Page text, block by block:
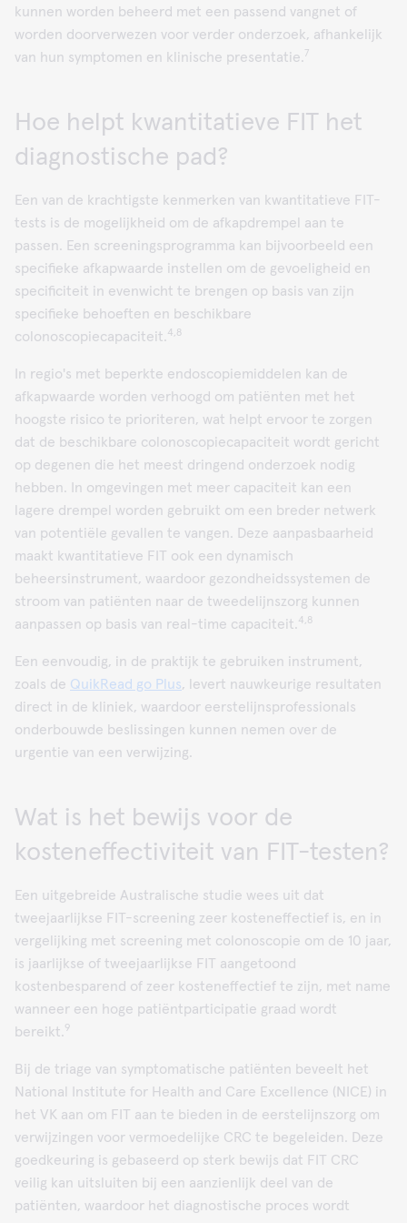
kunnen worden beheerd met een passend vangnet of
worden doorverwezen voor verder onderzoek, afhankelijk
van hun symptomen en klinische presentatie. 7
Hoe helpt kwantitatieve FIT het
diagnostische pad?
Een van de krachtigste kenmerken van kwantitatieve FIT-
tests is de mogelijkheid om de afkapdrempel aan te
passen. Een screeningsprogramma kan bijvoorbeeld een
specifieke afkapwaarde instellen om de gevoeligheid en
specificiteit in evenwicht te brengen op basis van zijn
specifieke behoeften en beschikbare
colonoscopiecapaciteit. 4,8
In regio's met beperkte endoscopiemiddelen kan de
afkapwaarde worden verhoogd om patiënten met het
hoogste risico te prioriteren, wat helpt ervoor te zorgen
dat de beschikbare colonoscopiecapaciteit wordt gericht
op degenen die het meest dringend onderzoek nodig
hebben. In omgevingen met meer capaciteit kan een
lagere drempel worden gebruikt om een breder netwerk
van potentiële gevallen te vangen. Deze aanpasbaarheid
maakt kwantitatieve FIT ook een dynamisch
beheersinstrument, waardoor gezondheidssystemen de
stroom van patiënten naar de tweedelijnszorg kunnen
aanpassen op basis van real-time capaciteit. 4,8
Een eenvoudig, in de praktijk te gebruiken instrument,
zoals de QuikRead go Plus, levert nauwkeurige resultaten
direct in de kliniek, waardoor eerstelijnsprofessionals
onderbouwde beslissingen kunnen nemen over de
urgentie van een verwijzing.
Wat is het bewijs voor de
kosteneffectiviteit van FIT-testen?
Een uitgebreide Australische studie wees uit dat
tweejaarlijkse FIT-screening zeer kosteneffectief is, en in
vergelijking met screening met colonoscopie om de 10 jaar,
is jaarlijkse of tweejaarlijkse FIT aangetoond
kostenbesparend of zeer kosteneffectief te zijn, met name
wanneer een hoge patiëntparticipatie graad wordt
bereikt. 9
Bij de triage van symptomatische patiënten beveelt het
National Institute for Health and Care Excellence (NICE) in
het VK aan om FIT aan te bieden in de eerstelijnszorg om
verwijzingen voor vermoedelijke CRC te begeleiden. Deze
goedkeuring is gebaseerd op sterk bewijs dat FIT CRC
veilig kan uitsluiten bij een aanzienlijk deel van de
patiënten, waardoor het diagnostische proces wordt